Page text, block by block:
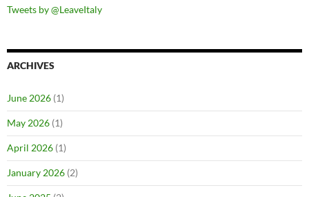
Tweets by @LeaveItaly
ARCHIVES
June 2026 (1)
May 2026 (1)
April 2026 (1)
January 2026 (2)